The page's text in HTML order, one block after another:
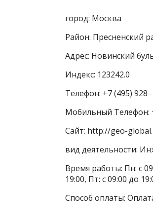
город: Москва
Район: Пресненский
Адрес: Новинский
Индекс: 123242.0
Телефон: +7 (495)
Мобильный Телефон:
Сайт: http://geo-
вид деятельности:
Время работы: Пн: с
19:00, Пт: с 09:00 до
Способ оплаты: